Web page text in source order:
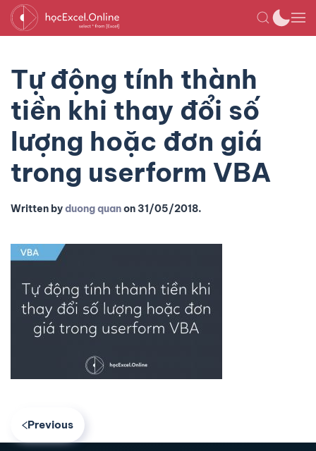
Tự động tính thành
tiền khi thay đổi số
lượng hoặc đơn giá
trong userform VBA
Written byduong quanon 31/05/2018.
Previous